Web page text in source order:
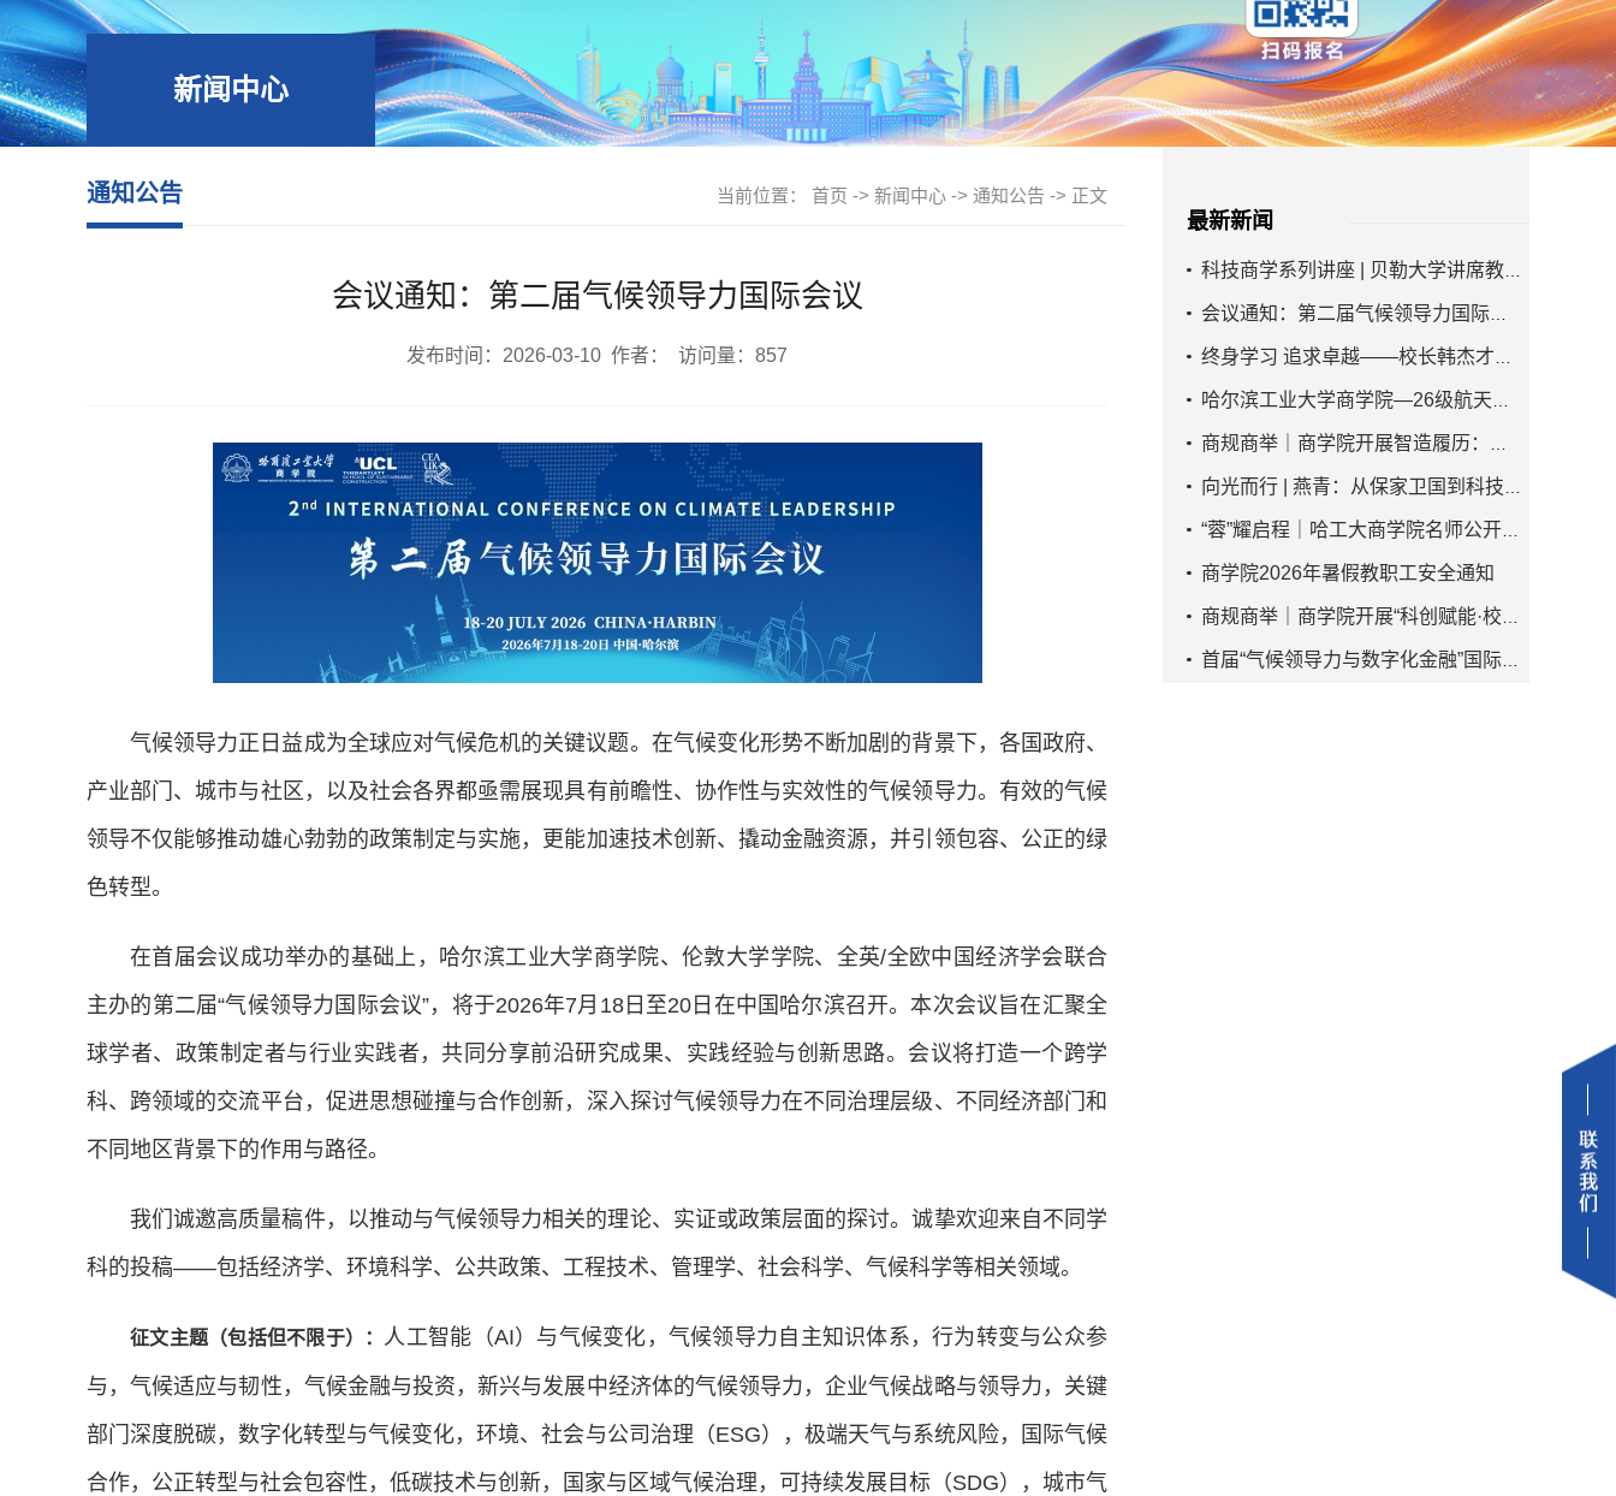
新闻中心
通知公告 当前位置： 首页 -> 新闻中心 -> 通知公告 -> 正文
会议通知：第二届气候领导力国际会议
发布时间：2026-03-10 作者： 访问量： 857
气候领导力正日益成为全球应对气候危机的关键议题。在气候变化形势不断加剧的背景下，各国政府、
产业部门、城市与社区，以及社会各界都亟需展现具有前瞻性、协作性与实效性的气候领导力。有效的气候
领导不仅能够推动雄心勃勃的政策制定与实施，更能加速技术创新、撬动金融资源，并引领包容、公正的绿
色转型。
在首届会议成功举办的基础上，哈尔滨工业大学商学院、伦敦大学学院、全英/全欧中国经济学会联合
主办的第二届“气候领导力国际会议”，将于2026年7月18日至20日在中国哈尔滨召开。本次会议旨在汇聚全
球学者、政策制定者与行业实践者，共同分享前沿研究成果、实践经验与创新思路。会议将打造一个跨学
科、跨领域的交流平台，促进思想碰撞与合作创新，深入探讨气候领导力在不同治理层级、不同经济部门和
不同地区背景下的作用与路径。
我们诚邀高质量稿件，以推动与气候领导力相关的理论、实证或政策层面的探讨。诚挚欢迎来自不同学
科的投稿——包括经济学、环境科学、公共政策、工程技术、管理学、社会科学、气候科学等相关领域。
征文主题（包括但不限于）： 人工智能（AI）与气候变化，气候领导力自主知识体系，行为转变与公众参
与，气候适应与韧性，气候金融与投资，新兴与发展中经济体的气候领导力，企业气候战略与领导力，关键
部门深度脱碳，数字化转型与气候变化，环境、社会与公司治理（ESG），极端天气与系统风险，国际气候
合作，公正转型与社会包容性，低碳技术与创新，国家与区域气候治理，可持续发展目标（SDG），城市气
最新新闻
商学院2026年暑假教职工安全通知